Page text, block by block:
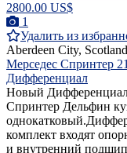
2800.00 US$
1
Удалить из
Aberdeen City, Scotland
Мерседес Спринтер
Дифференциал
Новый Дифференциал
Спринтер Дельфин
комплект входят
и внутренний